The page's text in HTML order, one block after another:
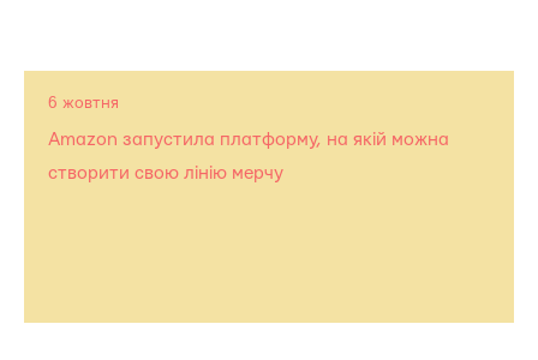
6 жовтня
Amazon запустила платформу, на якій можна
створити свою лінію мерчу